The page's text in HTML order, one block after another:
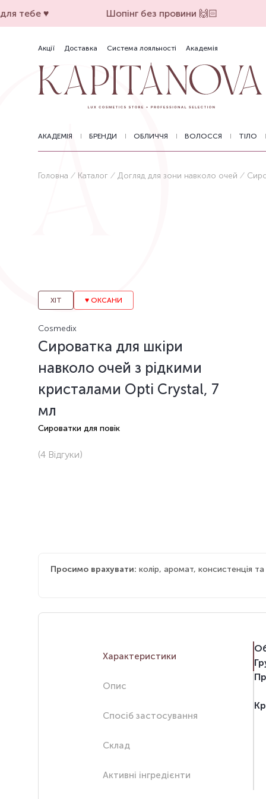
тебе ♥️ Шопінг без провини 🙌🏻
Акції Доставка Система лояльності Академія
АКАДЕМІЯ БРЕНДИ ОБЛИЧЧЯ ВОЛОССЯ ТІЛО
Головна Каталог Догляд для зони навколо очей
ХІТ ♥️ ОКСАНИ
Cosmedix
Сироватка для шкіри
навколо очей з рідкими
кристалами Opti Crystal, 7
мл
Сироватки для повік
(4 Відгуки)
Просимо врахувати: колір, аромат, консистенція
Характеристики
Опис
Спосіб застосування
Склад
Активні інгредієнти